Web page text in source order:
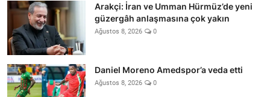
Arakçi: İran ve Umman Hürmüz’de yeni
güzergâh anlaşmasına çok yakın
Ağustos 8, 2026 0
Daniel Moreno Amedspor’a veda etti
Ağustos 8, 2026 0